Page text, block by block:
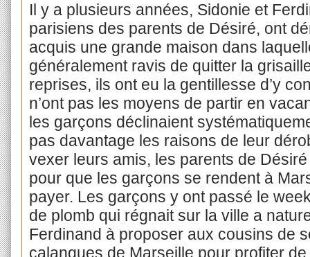
Il y a plusieurs années, Sidonie et
parisiens des parents de Désiré, ont
acquis une grande maison dans
généralement ravis de quitter la
reprises, ils ont eu la gentillesse d’y
n’ont pas les moyens de partir en
les garçons déclinaient
pas davantage les raisons de leur
vexer leurs amis, les parents de
pour que les garçons se rendent à
payer. Les garçons y ont passé le
de plomb qui régnait sur la ville a
Ferdinand à proposer aux cousins de
calanques de Marseille pour profiter